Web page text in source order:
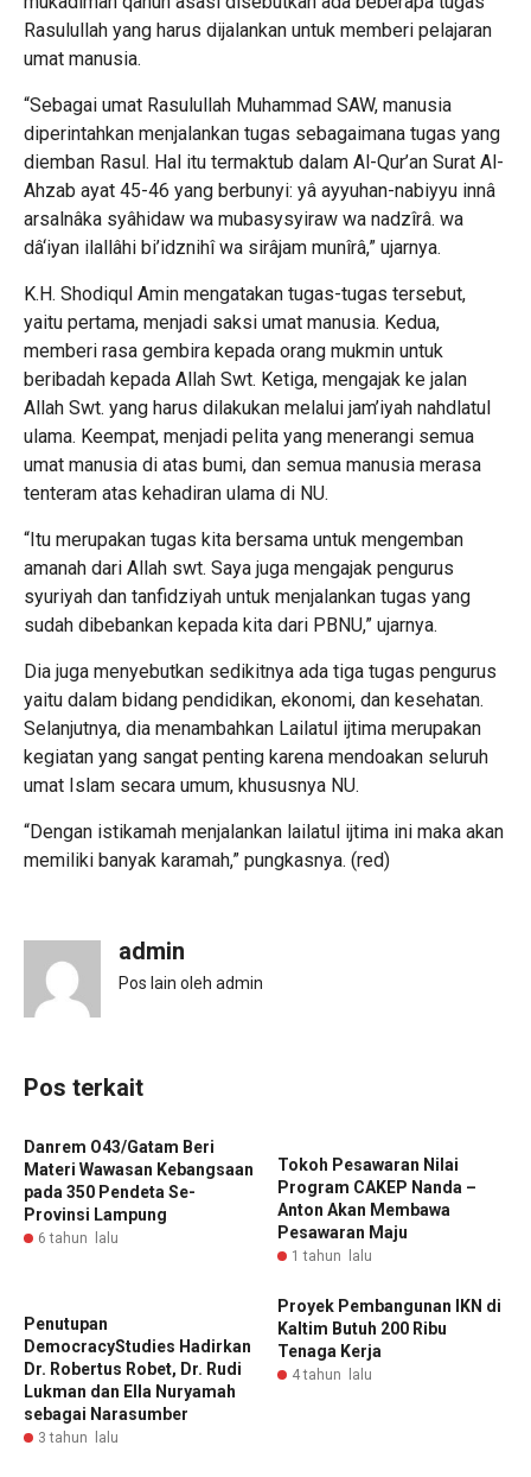
Rasulullah yang harus dijalankan untuk memberi pelajaran
umat manusia.
“Sebagai umat Rasulullah Muhammad SAW, manusia
diperintahkan menjalankan tugas sebagaimana tugas yang
diemban Rasul. Hal itu termaktub dalam Al-Qur’an Surat Al-
Ahzab ayat 45-46 yang berbunyi: yâ ayyuhan-nabiyyu innâ
arsalnâka syâhidaw wa mubasysyiraw wa nadzîrâ. wa
dâ‘iyan ilallâhi bi’idznihî wa sirâjam munîrâ,” ujarnya.
K.H. Shodiqul Amin mengatakan tugas-tugas tersebut,
yaitu pertama, menjadi saksi umat manusia. Kedua,
memberi rasa gembira kepada orang mukmin untuk
beribadah kepada Allah Swt. Ketiga, mengajak ke jalan
Allah Swt. yang harus dilakukan melalui jam’iyah nahdlatul
ulama. Keempat, menjadi pelita yang menerangi semua
umat manusia di atas bumi, dan semua manusia merasa
tenteram atas kehadiran ulama di NU.
“Itu merupakan tugas kita bersama untuk mengemban
amanah dari Allah swt. Saya juga mengajak pengurus
syuriyah dan tanfidziyah untuk menjalankan tugas yang
sudah dibebankan kepada kita dari PBNU,” ujarnya.
Dia juga menyebutkan sedikitnya ada tiga tugas pengurus
yaitu dalam bidang pendidikan, ekonomi, dan kesehatan.
Selanjutnya, dia menambahkan Lailatul ijtima merupakan
kegiatan yang sangat penting karena mendoakan seluruh
umat Islam secara umum, khususnya NU.
“Dengan istikamah menjalankan lailatul ijtima ini maka akan
memiliki banyak karamah,” pungkasnya. (red)
admin
Pos lain oleh admin
Pos terkait
Danrem O43/Gatam Beri
Materi Wawasan Kebangsaan
pada 350 Pendeta Se-
Provinsi Lampung
6 tahun lalu
Tokoh Pesawaran Nilai
Program CAKEP Nanda –
Anton Akan Membawa
Pesawaran Maju
1 tahun lalu
Penutupan
DemocracyStudies Hadirkan
Dr. Robertus Robet, Dr. Rudi
Lukman dan Ella Nuryamah
sebagai Narasumber
3 tahun lalu
Proyek Pembangunan IKN di
Kaltim Butuh 200 Ribu
Tenaga Kerja
4 tahun lalu